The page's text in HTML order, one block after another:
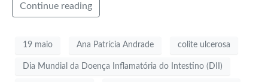
Continue reading
19 maio Ana Patrícia Andrade colite ulcerosa
Dia Mundial da Doença Inflamatória do Intestino (DII)